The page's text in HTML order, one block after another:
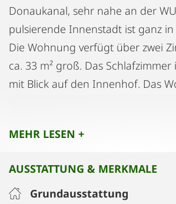
Donaukanal, sehr nahe an der
pulsierende Innenstadt ist ganz
Die Wohnung verfügt über zwei
ca. 33 m² groß. Das
mit Blick auf den Innenhof. Das
Die Gastgeberin hat bereits
alle Bedürfnisse einzugehen und
Anfragen zu reagieren. Das größte
MEHR LESEN +
AUSSTATTUNG & MERKMALE
Grundausstattung